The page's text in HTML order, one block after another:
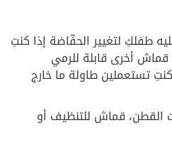
طفلكِ لتغيير الحفّاضة إذا كنتِ
أخرى قابلة للرمي
تستعملين طاولة ما خارج
القطن، قماش للتنظيف أو